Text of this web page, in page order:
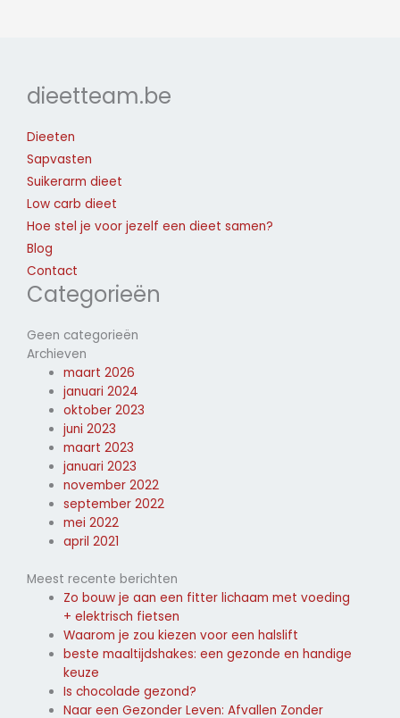
dieetteam.be
Dieeten
Sapvasten
Suikerarm dieet
Low carb dieet
Hoe stel je voor jezelf een dieet samen?
Blog
Contact
Categorieën
Geen categorieën
Archieven
maart 2026
januari 2024
oktober 2023
juni 2023
maart 2023
januari 2023
november 2022
september 2022
mei 2022
april 2021
Meest recente berichten
Zo bouw je aan een fitter lichaam met voeding
+ elektrisch fietsen
Waarom je zou kiezen voor een halslift
beste maaltijdshakes: een gezonde en handige
keuze
Is chocolade gezond?
Naar een Gezonder Leven: Afvallen Zonder